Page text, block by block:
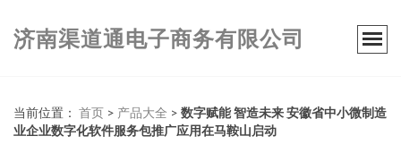
济南渠道通电子商务有限公司
当前位置： 首页 > 产品大全 > 数字赋能 智造未来 安徽省中小微制造
业企业数字化软件服务包推广应用在马鞍山启动